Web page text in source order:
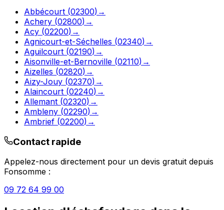
Abbécourt (02300) →
Achery (02800) →
Acy (02200) →
Agnicourt-et-Séchelles (02340) →
Aguilcourt (02190) →
Aisonville-et-Bernoville (02110) →
Aizelles (02820) →
Aizy-Jouy (02370) →
Alaincourt (02240) →
Allemant (02320) →
Ambleny (02290) →
Ambrief (02200) →
Contact rapide
Appelez-nous directement pour un devis gratuit depuis
Fonsomme :
09 72 64 99 00